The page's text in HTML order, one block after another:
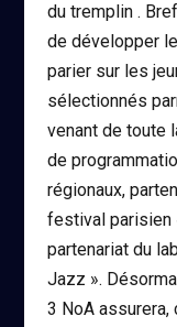
du tremplin .
de développer
parier sur les
sélectionnés
venant de toute
de
régionaux,
festival parisien
partenariat du
Jazz ».
3 NoA assurera,